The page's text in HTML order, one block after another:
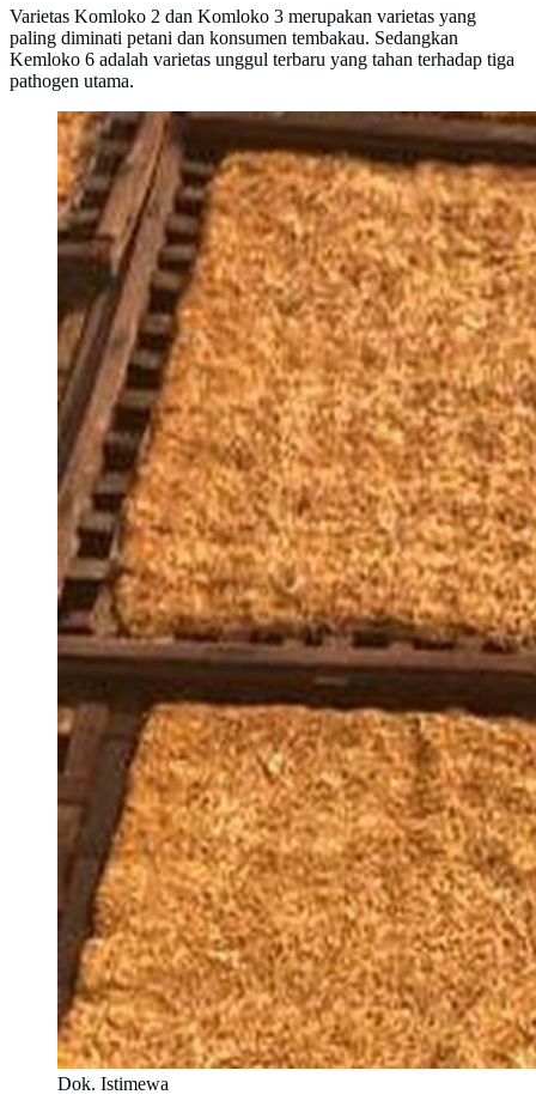
Varietas Komloko 2 dan Komloko 3 merupakan varietas yang
paling diminati petani dan konsumen tembakau. Sedangkan
Kemloko 6 adalah varietas unggul terbaru yang tahan terhadap tiga
pathogen utama.
Dok. Istimewa